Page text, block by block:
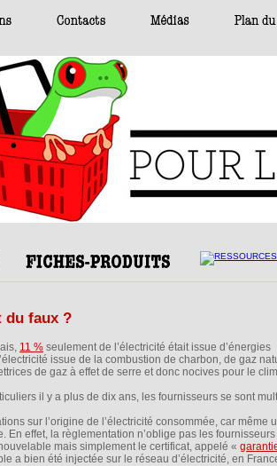
du faux ?
11 % seulement de l’électricité était issue d’énergies
issue de la combustion de charbon, de gaz
de gaz à effet de serre et donc nocives pour le
il y a plus de dix ans, les fournisseurs se sont
sur l’origine de l’électricité consommée, car même
En effet, la règlementation n’oblige pas les fournisseurs
mais simplement le certificat, appelé «
a bien été injectée sur le réseau d’électricité, en